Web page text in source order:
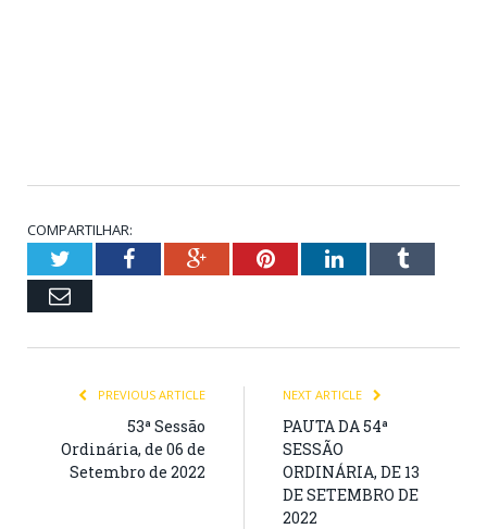
COMPARTILHAR:
TwitterFacebookGoogle+PinterestLinkedInTumblr
Email
PREVIOUS ARTICLE
53ª Sessão
Ordinária, de 06 de
Setembro de 2022
NEXT ARTICLE
PAUTA DA 54ª
SESSÃO
ORDINÁRIA, DE 13
DE SETEMBRO DE
2022